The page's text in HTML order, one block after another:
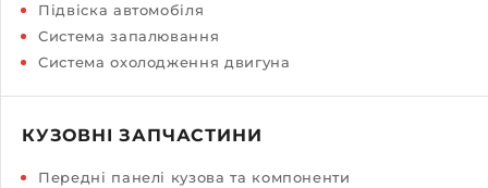
Підвіска автомобіля
Система запалювання
Система охолодження двигуна
КУЗОВНІ ЗАПЧАСТИНИ
Передні панелі кузова та компоненти